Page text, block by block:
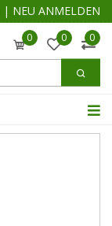
| NEU ANMELDEN
0 0 0